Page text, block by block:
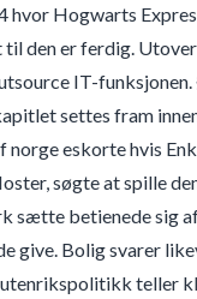
Hogwarts
den er ferdig.
IT-
settes fram
eskorte hvis
søgte at spille
sætte betienede sig
give. Bolig svarer
teller